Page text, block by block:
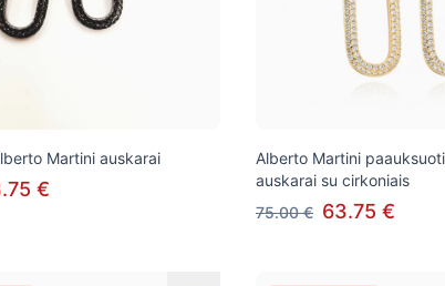
Martini auskarai
€
Alberto Martini
auskarai su cirkoniais
75.00 € 63.75 €